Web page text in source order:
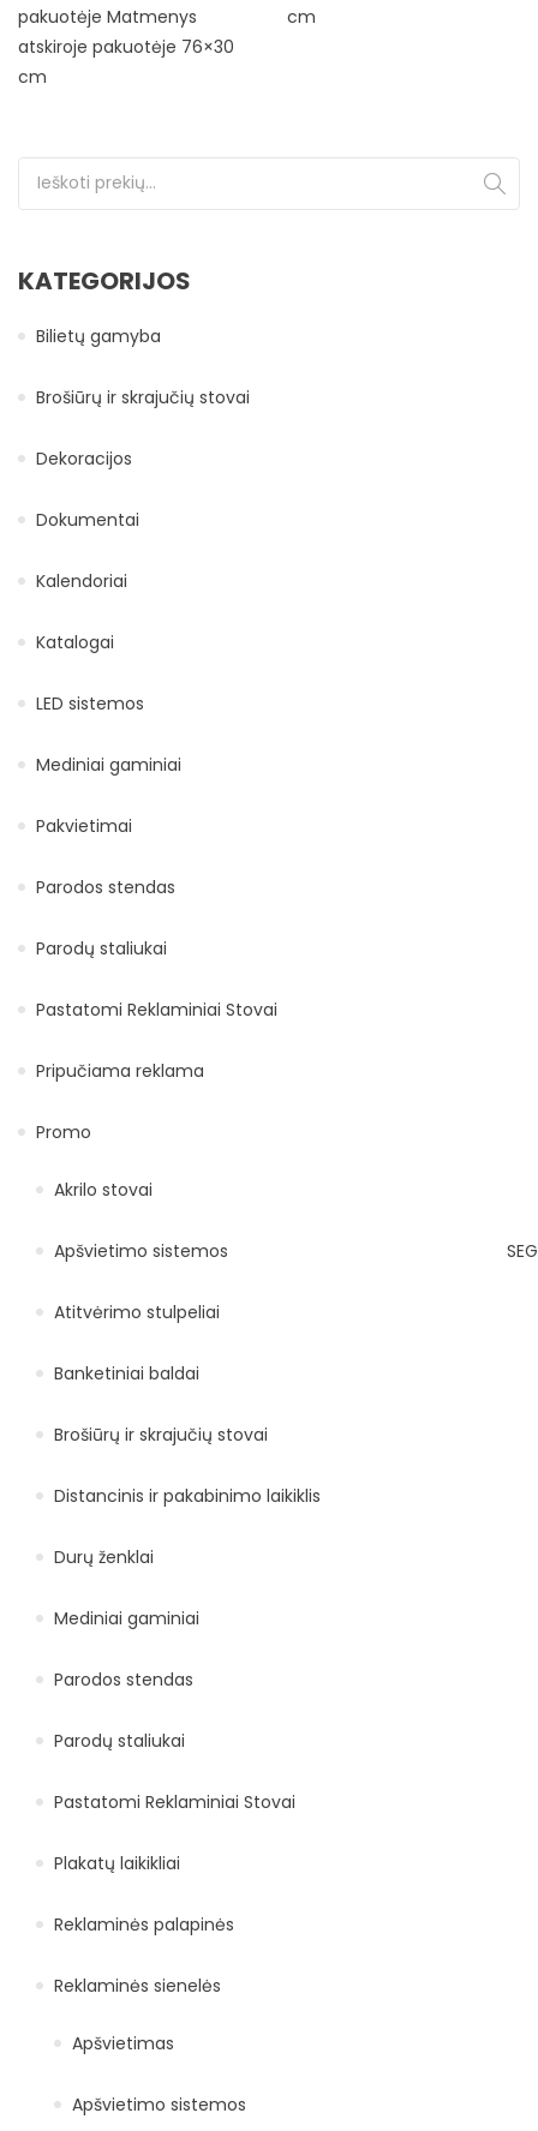
pakuotėje Matmenys
atskiroje pakuotėje 76×30
cm
cm
Ieškoti:
KATEGORIJOS
Bilietų gamyba
Brošiūrų ir skrajučių stovai
Dekoracijos
Dokumentai
Kalendoriai
Katalogai
LED sistemos
Mediniai gaminiai
Pakvietimai
Parodos stendas
Parodų staliukai
Pastatomi Reklaminiai Stovai
Pripučiama reklama
Promo
Akrilo stovai
Apšvietimo sistemos SEG
Atitvėrimo stulpeliai
Banketiniai baldai
Brošiūrų ir skrajučių stovai
Distancinis ir pakabinimo laikiklis
Durų ženklai
Mediniai gaminiai
Parodos stendas
Parodų staliukai
Pastatomi Reklaminiai Stovai
Plakatų laikikliai
Reklaminės palapinės
Reklaminės sienelės
Apšvietimas
Apšvietimo sistemos